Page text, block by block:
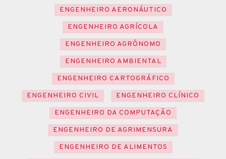
ENGENHEIRO AERONÁUTICO
ENGENHEIRO AGRÍCOLA
ENGENHEIRO AGRÔNOMO
ENGENHEIRO AMBIENTAL
ENGENHEIRO CARTOGRÁFICO
ENGENHEIRO CIVIL
ENGENHEIRO CLÍNICO
ENGENHEIRO DA COMPUTAÇÃO
ENGENHEIRO DE AGRIMENSURA
ENGENHEIRO DE ALIMENTOS